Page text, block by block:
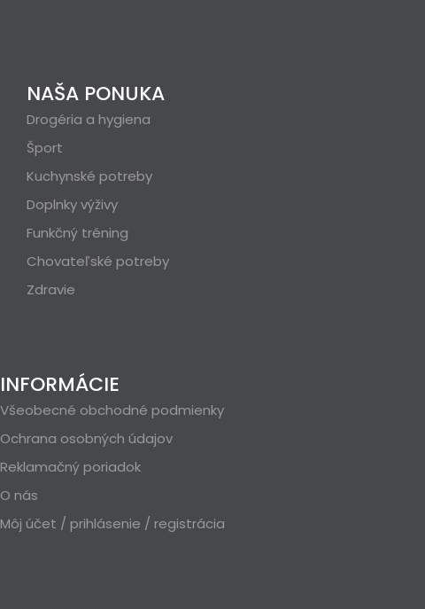
NAŠA PONUKA
Drogéria a hygiena
Šport
Kuchynské potreby
Doplnky výživy
Funkčný tréning
Chovateľské potreby
Zdravie
INFORMÁCIE
Všeobecné obchodné podmienky
Ochrana osobných údajov
Reklamačný poriadok
O nás
Môj účet / prihlásenie / registrácia